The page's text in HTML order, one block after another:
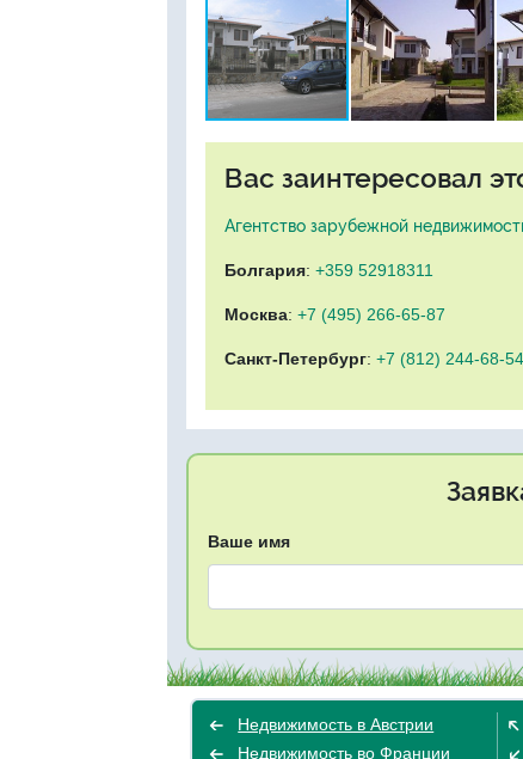
Вас заинтересовал
Агентство зарубежной
Болгария: +359 52918311
Москва: +7 (495) 266-65-87
Санкт-Петербург: +7 (812) 244-68-54
Ваше имя
Недвижимость в Австрии
Недвижимость во Франции